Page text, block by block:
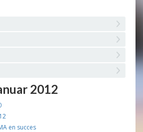
2012
en succes